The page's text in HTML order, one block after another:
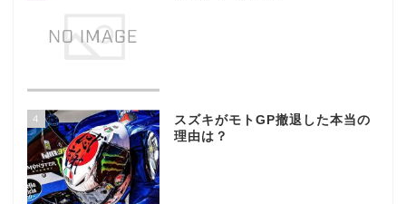
4
スズキがモトGP撤退した本当の
理由は？